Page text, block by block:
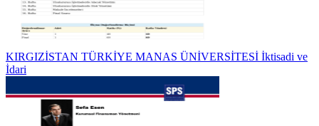
KIRGIZİSTAN TÜRKİYE MANAS ÜNİVERSİTESİ İktisadi ve
İdari